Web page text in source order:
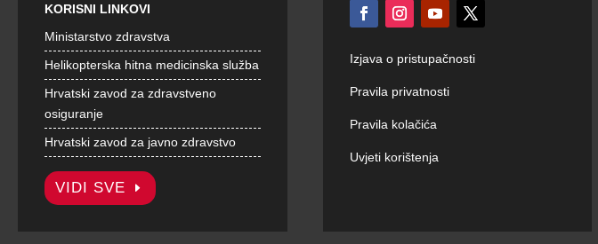
KORISNI LINKOVI
Ministarstvo zdravstva
Helikopterska hitna medicinska služba
Hrvatski zavod za zdravstveno
osiguranje
Hrvatski zavod za javno zdravstvo
VIDI SVE
Izjava o pristupačnosti
Pravila privatnosti
Pravila kolačića
Uvjeti korištenja